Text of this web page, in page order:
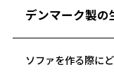
デンマーク製の
ソファを作る際に